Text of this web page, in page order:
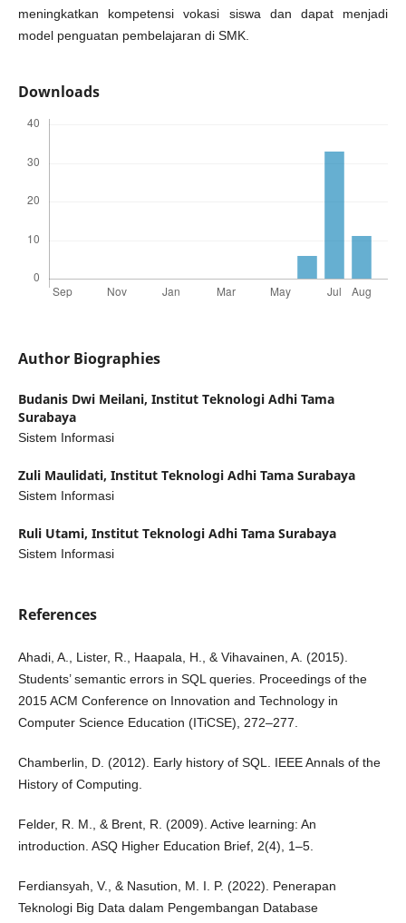
meningkatkan kompetensi vokasi siswa dan dapat menjadi
model penguatan pembelajaran di SMK.
Downloads
Author Biographies
Budanis Dwi Meilani, Institut Teknologi Adhi Tama
Surabaya
Sistem Informasi
Zuli Maulidati, Institut Teknologi Adhi Tama Surabaya
Sistem Informasi
Ruli Utami, Institut Teknologi Adhi Tama Surabaya
Sistem Informasi
References
Ahadi, A., Lister, R., Haapala, H., & Vihavainen, A. (2015).
Students’ semantic errors in SQL queries. Proceedings of the
2015 ACM Conference on Innovation and Technology in
Computer Science Education (ITiCSE), 272–277.
Chamberlin, D. (2012). Early history of SQL. IEEE Annals of the
History of Computing.
Felder, R. M., & Brent, R. (2009). Active learning: An
introduction. ASQ Higher Education Brief, 2(4), 1–5.
Ferdiansyah, V., & Nasution, M. I. P. (2022). Penerapan
Teknologi Big Data dalam Pengembangan Database